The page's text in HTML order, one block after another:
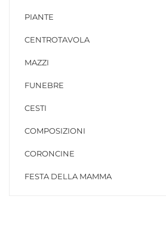
PIANTE
CENTROTAVOLA
MAZZI
FUNEBRE
CESTI
COMPOSIZIONI
CORONCINE
FESTA DELLA MAMMA